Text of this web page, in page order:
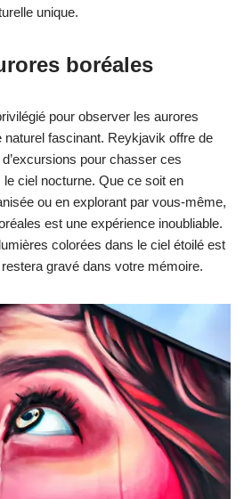
unique.
boréales
pour observer les aurores
naturel fascinant. Reykjavik offre de
pour chasser ces
ciel nocturne. Que ce soit en
ou en explorant par vous-même,
est une expérience inoubliable.
colorées dans le ciel étoilé est
gravé dans votre mémoire.